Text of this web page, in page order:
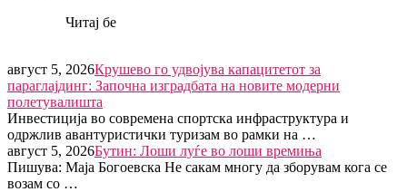
Читај бе
август 5, 2026Крушево го удвојува капацитетот за
параглајдинг: Започна изградбата на новите модерни
полетувалишта
Инвестиција во современа спортска инфраструктура и
одржлив авантуристички туризам во рамки на …
август 5, 2026Бутин: Лоши луѓе во лоши времиња
Пишува: Маја Богоевска Не сакам многу да зборувам кога се
возам со …